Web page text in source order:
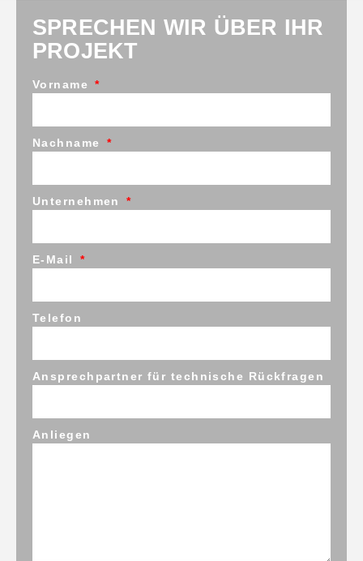
SPRECHEN WIR ÜBER IHR
PROJEKT
Vorname
Nachname
Unternehmen
E-Mail
Telefon
Ansprechpartner für technische Rückfragen
Anliegen